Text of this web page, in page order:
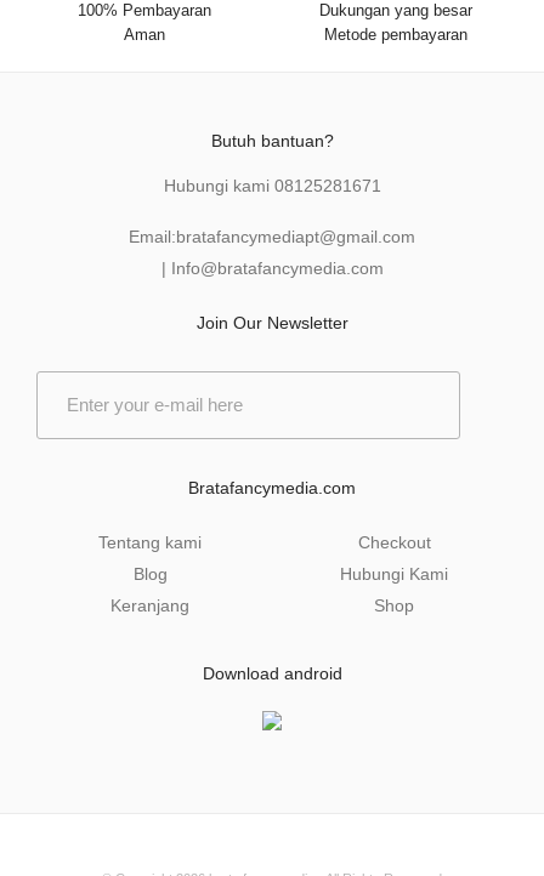
100% Pembayaran
Aman
Dukungan yang besar
Metode pembayaran
Butuh bantuan?
Hubungi kami 08125281671
Email:bratafancymediapt@gmail.com
| Info@bratafancymedia.com
Join Our Newsletter
Bratafancymedia.com
Tentang kami
Blog
Keranjang
Checkout
Hubungi Kami
Shop
Download android